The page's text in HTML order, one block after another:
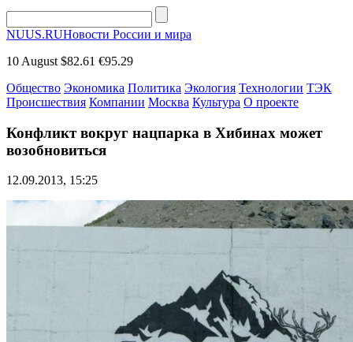
NUUS.RUНовости России и мира
10 August $82.61 €95.29
Общество Экономика Политика Экология Технологии ТЭК
Происшествия Компании Москва Культура О проекте
Конфликт вокруг нацпарка в Хибинах может
возобновиться
12.09.2013, 15:25